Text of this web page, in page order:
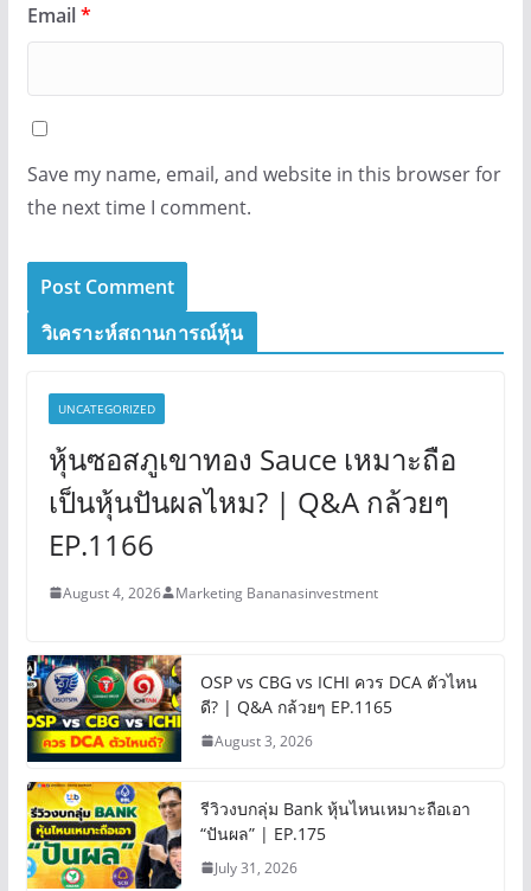
Email*
Save my name, email, and website in this browser for
the next time I comment.
วิเคราะห์สถานการณ์หุ้น
UNCATEGORIZED
หุ้นซอสภูเขาทอง Sauce เหมาะถือ
เป็นหุ้นปันผลไหม? | Q&A กล้วยๆ
EP.1166
August 4, 2026 Marketing Bananasinvestment
OSP vs CBG vs ICHI ควร DCA ตัวไหน
ดี? | Q&A กล้วยๆ EP.1165
August 3, 2026
รีวิวงบกลุ่ม Bank หุ้นไหนเหมาะถือเอา
“ปันผล” | EP.175
July 31, 2026